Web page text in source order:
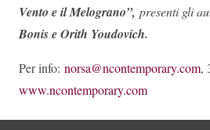
Vento e il Melograno”, presenti gli
Bonis e Orith Youdovich.
Per info: norsa@ncontemporary.com,
www.ncontemporary.com